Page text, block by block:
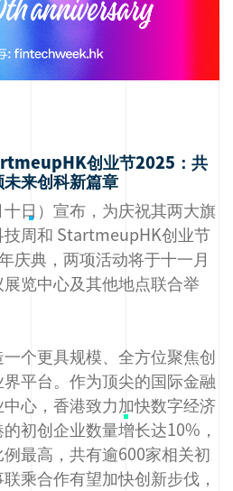
创业节2025：共
来创科新篇章
日）宣布，为庆祝其两大旗
周和 StartmeupHK创业节
庆典，两项活动将于十一月
览中心及其他地点联合举
个更具规模、全方位聚焦创
平台。作为顶尖的国际金融
心，香港致力加快数字经济
初创企业数量增长达10%，
最高，共有逾600家相关初
乘合作有望加快创新步伐，